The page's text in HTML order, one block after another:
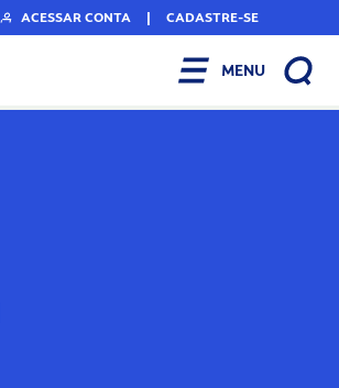
ACESSAR CONTA | CADASTRE-SE
MENU